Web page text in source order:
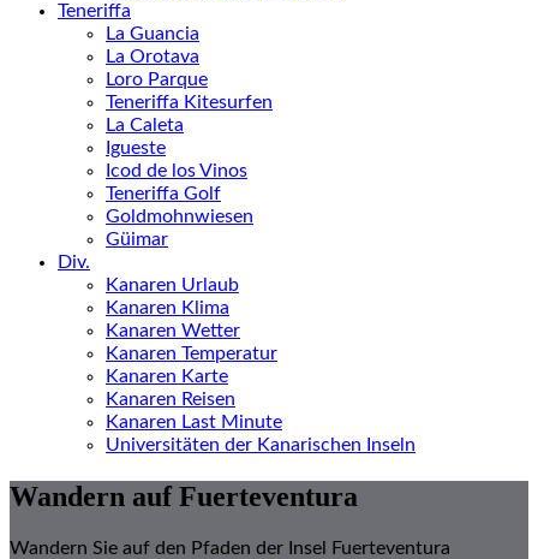
Teneriffa
La Guancia
La Orotava
Loro Parque
Teneriffa Kitesurfen
La Caleta
Igueste
Icod de los Vinos
Teneriffa Golf
Goldmohnwiesen
Güimar
Div.
Kanaren Urlaub
Kanaren Klima
Kanaren Wetter
Kanaren Temperatur
Kanaren Karte
Kanaren Reisen
Kanaren Last Minute
Universitäten der Kanarischen Inseln
Wandern auf Fuerteventura
Wandern Sie auf den Pfaden der Insel Fuerteventura